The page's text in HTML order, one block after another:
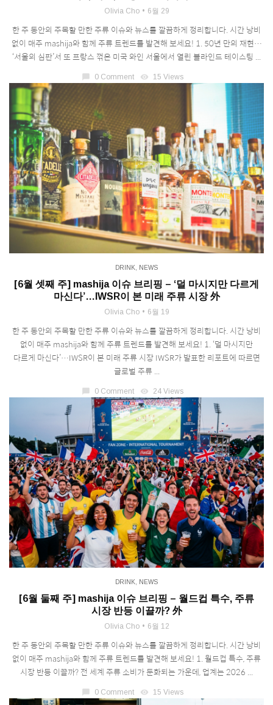
Olivia Cho 6월 29
한 주 동안의 주목할 만한 주류 이슈와 뉴스를 깔끔하게 정리합니다. 시간 낭비
없이 매주 mashija와 함께 주류 트렌드를 발견해 보세요! 1. 50년 만의 재현…
‘서울의 심판’서 또 프랑스 꺾은 미국 와인 서울에서 열린 블라인드 테이스팅 ...
chat_bubble 0 Comment visibility 15 Views
DRINK NEWS
[6월 셋째 주] mashija 이슈 브리핑 – ‘덜 마시지만 다르게
마신다’…IWSR이 본 미래 주류 시장 外
Olivia Cho 6월 19
한 주 동안의 주목할 만한 주류 이슈와 뉴스를 깔끔하게 정리합니다. 시간 낭비
없이 매주 mashija와 함께 주류 트렌드를 발견해 보세요! 1. ‘덜 마시지만
다르게 마신다’…IWSR이 본 미래 주류 시장 IWSR가 발표한 리포트에 따르면
글로벌 주류 ...
chat_bubble 0 Comment visibility 24 Views
DRINK NEWS
[6월 둘째 주] mashija 이슈 브리핑 – 월드컵 특수, 주류
시장 반등 이끌까? 外
Olivia Cho 6월 12
한 주 동안의 주목할 만한 주류 이슈와 뉴스를 깔끔하게 정리합니다. 시간 낭비
없이 매주 mashija와 함께 주류 트렌드를 발견해 보세요! 1. 월드컵 특수, 주류
시장 반등 이끌까? 전 세계 주류 소비가 둔화되는 가운데, 업계는 2026 ...
0 Comment visibility 15 Views